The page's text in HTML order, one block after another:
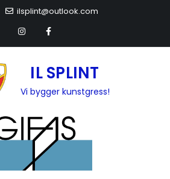
ilsplint@outlook.com
IL SPLINT
Vi bygger kunstgress!